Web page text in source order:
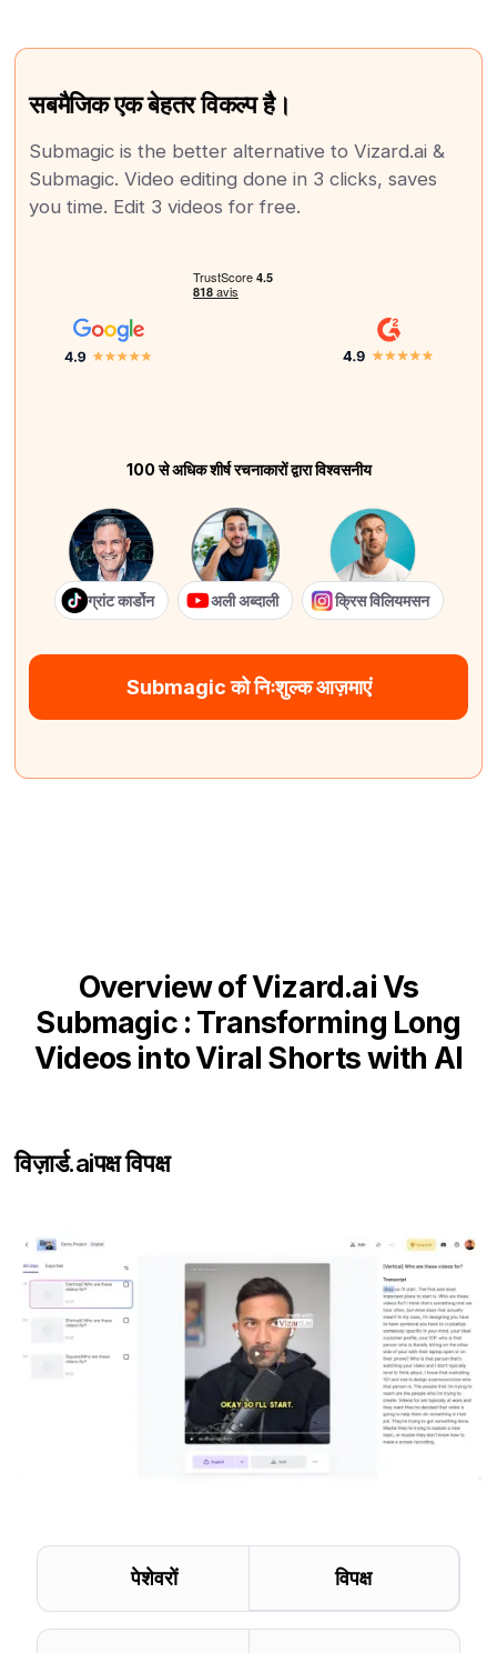
सबमैजिक एक बेहतर विकल्प है।
Submagic is the better alternative to Vizard.ai &
Submagic. Video editing done in 3 clicks, saves
you time. Edit 3 videos for free.
100 से अधिक शीर्ष रचनाकारों द्वारा विश्वसनीय
ग्रांट कार्डोन अली अब्दाली क्रिस विलियमसन
Submagic को निःशुल्क आज़माएं
Overview of Vizard.ai Vs
Submagic : Transforming Long
Videos into Viral Shorts with AI
विज़ार्ड.aiपक्ष विपक्ष
पेशेवरों विपक्ष